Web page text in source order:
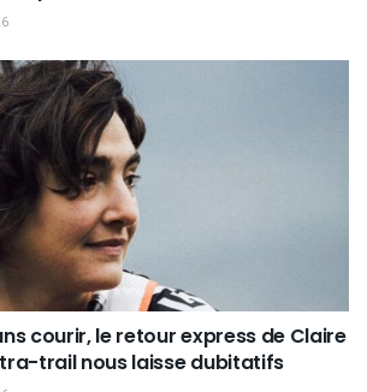
courir, le retour express de Claire
trail nous laisse dubitatifs